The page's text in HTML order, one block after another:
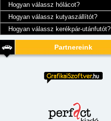
Hogyan válassz hólácot?
Hogyan válassz kutyaszállítót?
Hogyan válassz kerékpár-utánfutót?
Partnereink